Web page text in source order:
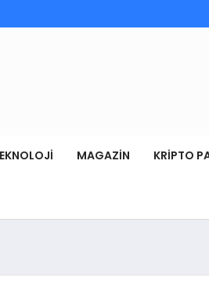
MAGAZIN KRIPTO